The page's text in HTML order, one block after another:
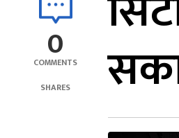
0
COMMENTS
SHARES